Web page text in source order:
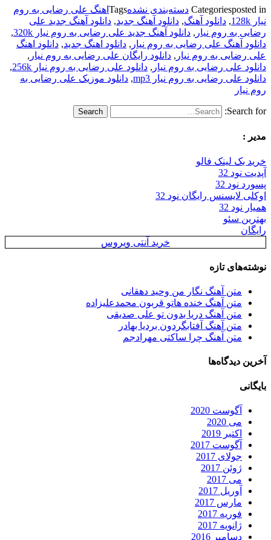
Categoriesposted in دسته‌بندی نشدهTags اهنگ علی رضایی به روم
نیار 128k
, دانلود آهنگ, دانلود آهنگ جدید, دانلود آهنگ جدید علی
رضایی به روم نیار , دانلود آهنگ جدید علی رضایی به روم نیار 320k
,
دانلود آهنگ علی رضایی به روم نیار , دانلود اهنگ جدید, دانلود اهنگ
علی رضایی به روم نیار , دانلود رایگان علی رضایی به روم نیار ,
دانلود علی رضایی به روم نیار , دانلود علی رضایی به روم نیار 256k
,
دانلود علی رضایی به روم نیار mp3
, دانلود موزیک علی رضایی به
روم نیار
Search for:
مدیر :
خرید بک لینک فالو
آپدیت نود 32
پسورد نود 32
اوکلی لایسنس رایگان نود 32
همیار نود 32
بهترین سئو
رایگان
خرید آنتی ویروس
نوشته‌های تازه
متن آهنگ نگار من وحید دهقانی
متن آهنگ خنده هاتو قربون محمدعلیزاده
متن آهنگ دریا بدون تو علی صدیقی
متن آهنگ آفتابگردون بردیا بهادر
متن آهنگ چرا ساکتی مهرادجم
آخرین دیدگاه‌ها
بایگانی
آگوست 2020
می 2020
اکتبر 2019
آگوست 2017
جولای 2017
ژوئن 2017
می 2017
آوریل 2017
مارس 2017
فوریه 2017
ژانویه 2017
دسامبر 2016